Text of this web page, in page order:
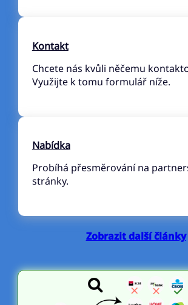
Kontakt
Chcete nás kvůli něčemu
Využijte k tomu formulář níže.
Nabídka
Probíhá přesměrování na
stránky.
Zobrazit další články